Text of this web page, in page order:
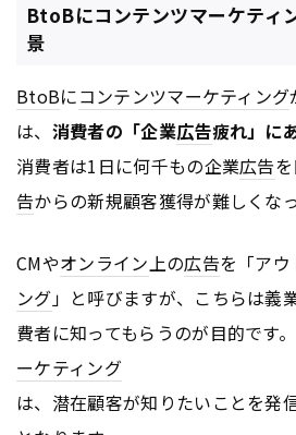
BtoBにコンテンツマーケティ
景
BtoBにコンテンツマーケティング
は、 消費者の「企業広告疲れ」に
消費者は1日に何千もの企業広告
告からの新規顧客獲得が難しくな
CMやオンライン 上の広告を「アウ
ング 」と呼びますが、こちらは義
費者に知ってもらうのが目的です
ーケティング
は、潜在顧客が知りたいことを発